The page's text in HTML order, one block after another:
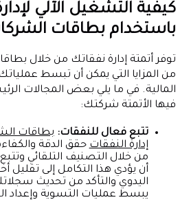
كيفية التشغيل الآلي
باستخدام بطاقات
توفر أتمتة إدارة نفقاتك من خلال
من المزايا التي يمكن أن تبسط
المالية. في ما يلي بعض المجالات
فيها الأتمتة شركتك:
تتبع فعال للنفقات:بطاقات
إدارة النفقاتحقق الدقة
من خلال التصنيف التلقائي
أن يؤدي هذا التكامل إلى تقليل
اليدوي والتأكد من تحديث
يبسط عمليات التسوية وإعداد